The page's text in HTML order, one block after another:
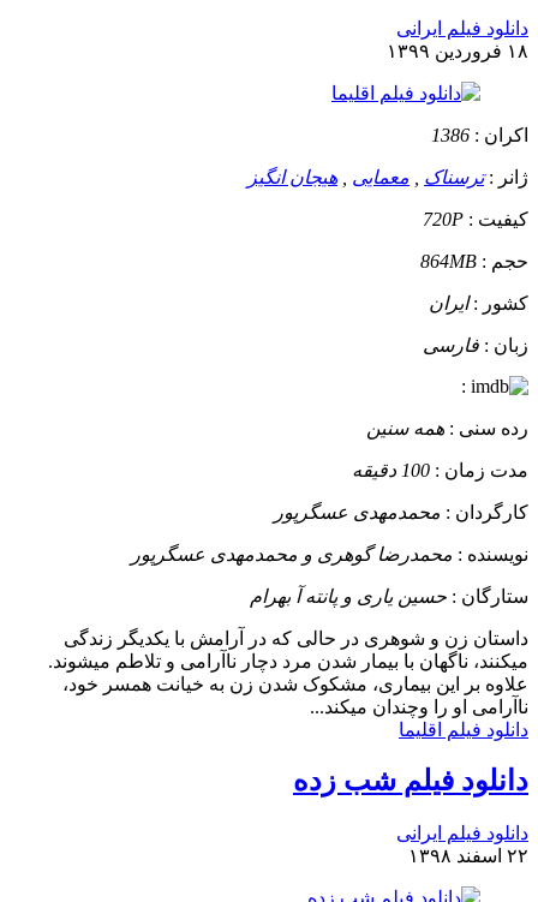
دانلود فیلم ایرانی
۱۸ فروردین ۱۳۹۹
اکران : 1386
ژانر :ترسناک معمایی هیجان انگیز
کیفیت : 720P
حجم : 864MB
کشور :ایران
زبان : فارسی
:
رده سنی : همه سنین
مدت زمان : 100 دقیقه
کارگردان : محمدمهدی عسگرپور
نویسنده : محمدرضا گوهری و محمدمهدی عسگرپور
ستارگان : حسین یاری و پانته آ بهرام
داستان زن و شوهری در حالی که در آرامش با یکدیگر زندگی
میکنند، ناگهان با بیمار شدن مرد دچار ناآرامی و تلاطم میشوند.
علاوه بر این بیماری، مشکوک شدن زن به خیانت همسر خود،
ناآرامی او را وچندان میکند...
دانلود فیلم اقلیما
دانلود فیلم شب زده
دانلود فیلم ایرانی
۲۲ اسفند ۱۳۹۸